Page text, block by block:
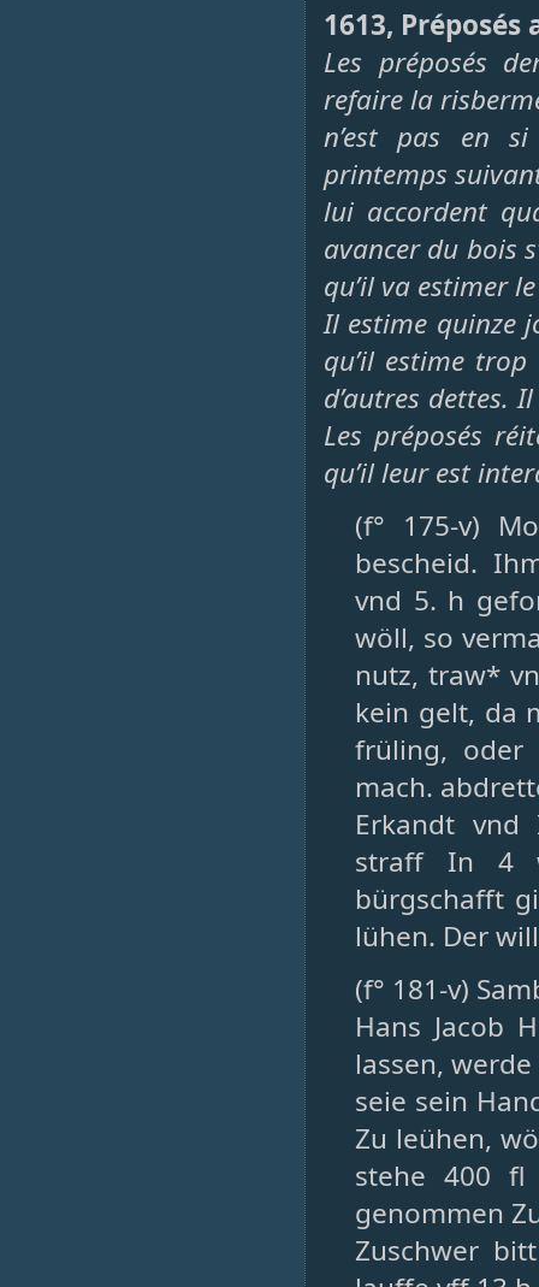
1613,
Les préposés
refaire la
n’est pas en
printemps
lui accordent
avancer du bois
qu’il va estimer
Il estime quinze
qu’il estime trop
d’autres dettes.
Les préposés
qu’il leur est
(f° 175-v)
bescheid.
vnd 5. h
wöll, so
nutz, traw*
kein gelt, da
früling,
mach.
Erkandt vnd
straff In 4
bürgschafft
lühen. Der
(f° 181-v)
Hans Jacob
lassen,
seie sein
Zu leühen,
stehe 400
genommen
Zuschwer